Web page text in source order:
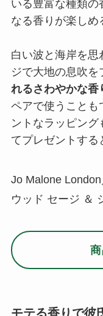
Jo Malone
モテる香りで彼